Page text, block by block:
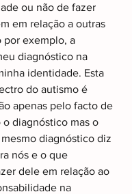
ou não de fazer
em relação a outras
por exemplo, a
diagnóstico na
identidade. Esta
do autismo é
apenas pelo facto de
o diagnóstico mas o
diagnóstico diz
nós e o que
dele em relação ao
na